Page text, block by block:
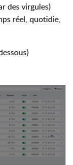
des virgules)
réel, quotidie,